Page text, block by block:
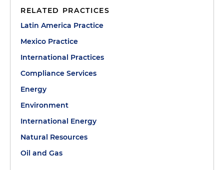
RELATED PRACTICES
Latin America Practice
Mexico Practice
International Practices
Compliance Services
Energy
Environment
International Energy
Natural Resources
Oil and Gas